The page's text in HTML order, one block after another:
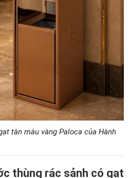
tàn màu vàng Paloca của Hành
thùng rác sảnh có gạt